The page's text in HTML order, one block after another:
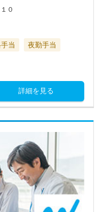
０
当
夜勤手当
詳細を見る